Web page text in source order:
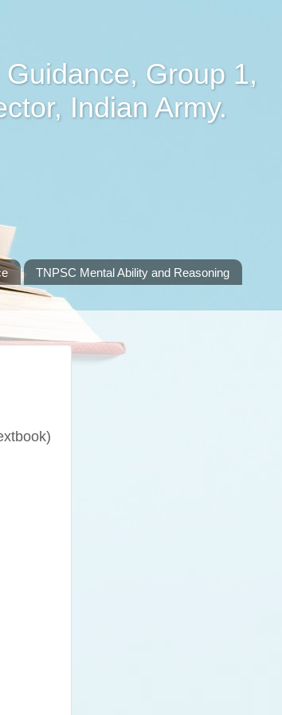
Group 1,
Indian Army.
in pdf
TNPSC Mental Ability and Reasoning